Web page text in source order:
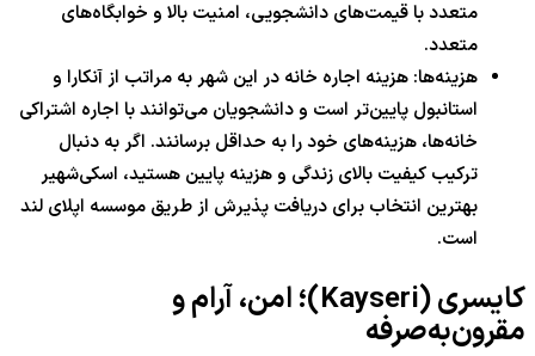
متعدد با قیمت‌های دانشجویی، امنیت بالا و خوابگاه‌های
متعدد.
هزینه‌ها: هزینه اجاره خانه در این شهر به مراتب از آنکارا و
استانبول پایین‌تر است و دانشجویان می‌توانند با اجاره اشتراکی
خانه‌ها، هزینه‌های خود را به حداقل برسانند. اگر به دنبال
ترکیب کیفیت بالای زندگی و هزینه پایین هستید، اسکی‌شهیر
بهترین انتخاب برای دریافت پذیرش از طریق موسسه اپلای لند
است.
کایسری (Kayseri)؛ امن، آرام و
مقرون‌به‌صرفه